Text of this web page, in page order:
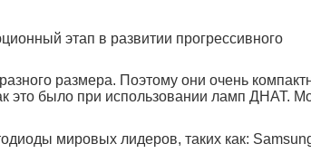
этап в развитии прогрессивного
размера. Поэтому они очень
это было при использовании ламп ДНАТ.
мировых лидеров, таких как: